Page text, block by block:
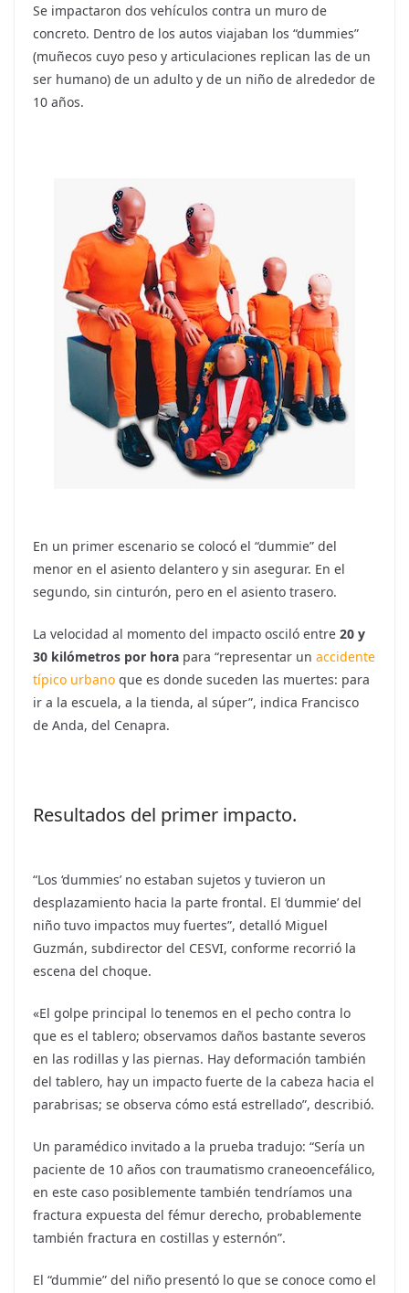
Se impactaron dos vehículos contra un muro de
concreto. Dentro de los autos viajaban los “dummies”
(muñecos cuyo peso y articulaciones replican las de un
ser humano) de un adulto y de un niño de alrededor de
10 años.
En un primer escenario se colocó el “dummie” del
menor en el asiento delantero y sin asegurar. En el
segundo, sin cinturón, pero en el asiento trasero.
La velocidad al momento del impacto osciló entre 20 y
30 kilómetros por hora para “representar un accidente
típico urbano que es donde suceden las muertes: para
ir a la escuela, a la tienda, al súper”, indica Francisco
de Anda, del Cenapra.
Resultados del primer impacto.
“Los ‘dummies’ no estaban sujetos y tuvieron un
desplazamiento hacia la parte frontal. El ‘dummie’ del
niño tuvo impactos muy fuertes”, detalló Miguel
Guzmán, subdirector del CESVI, conforme recorrió la
escena del choque.
«El golpe principal lo tenemos en el pecho contra lo
que es el tablero; observamos daños bastante severos
en las rodillas y las piernas. Hay deformación también
del tablero, hay un impacto fuerte de la cabeza hacia el
parabrisas; se observa cómo está estrellado”, describió.
Un paramédico invitado a la prueba tradujo: “Sería un
paciente de 10 años con traumatismo craneoencefálico,
en este caso posiblemente también tendríamos una
fractura expuesta del fémur derecho, probablemente
también fractura en costillas y esternón”.
El “dummie” del niño presentó lo que se conoce como el